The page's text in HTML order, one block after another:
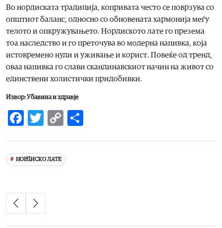
Во нордиската традиција, копривата често се поврзува со
општиот баланс, односно со обновената хармонија меѓу
телото и опкружувањето. Нордиското лате го презема
тоа наследство и го преточува во модерна напивка, која
истовремено нуди и уживање и корист. Повеќе од тренд,
оваа напивка го слави скандинавскиот начин на живот со
единствени холистички придобивки.
Извор: Убавина и здравје
Facebook
Twitter
Copy
НОРДИСКО ЛАТЕ